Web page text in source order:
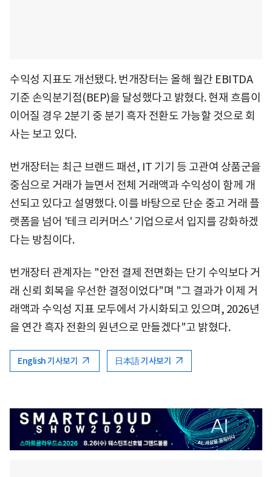
수익성 지표도 개선됐다. 번개장터는 올해 월간 EBITDA
기준 손익분기점(BEP)을 달성했다고 밝혔다. 현재 흐름이
이어질 경우 2분기 중 분기 흑자 전환도 가능할 것으로 회
사는 보고 있다.
번개장터는 최근 브랜드 패션, IT 기기 등 고관여 상품군을
중심으로 거래가 늘면서 전체 거래액과 수익성이 함께 개
선되고 있다고 설명했다. 이를 바탕으로 단순 중고 거래 플
랫폼을 넘어 '테크 리커머스' 기업으로서 입지를 강화하겠
다는 방침이다.
번개장터 관계자는 "안전 결제 전면화는 단기 수익보다 거
래 신뢰 회복을 우선한 결정이었다"며 "그 결과가 이제 거
래액과 수익성 지표 모두에서 가시화되고 있으며, 2026년
을 연간 흑자 전환의 원년으로 만들겠다"고 밝혔다.
English 기사보기 日本語 기사보기